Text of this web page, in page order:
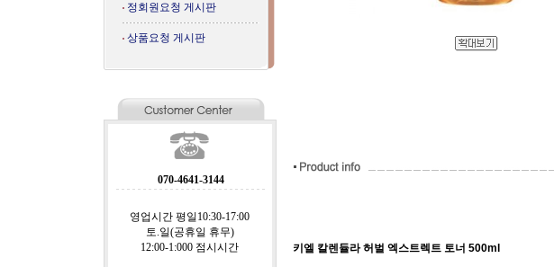
정회원요청 게시판
상품요청 게시판
070-4641-3144
영업시간 평일10:30-17:00
토.일(공휴일 휴무)
12:00-1:000 점시시간
키엘 칼렌듈라 허벌 엑스트렉트 토너 500ml